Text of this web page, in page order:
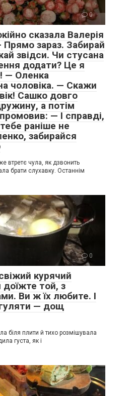
0
сказала Валерія
зараз. Забирай
звідси. Чи стусана
додати? Це я
— Оленка
чоловіка. — Скажи
Сашко довго
а потім
— І справді,
раніше не
забирайся
втретє чула, як дзвонить
брати слухавку. Останнім
0
курячий
доїжте той, з
Ви ж їх любите. І
— дощ
біля плити й тихо розмішувала
густа, як і